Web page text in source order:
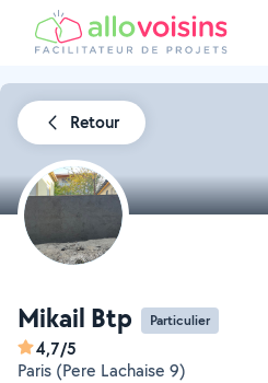
Retour
Mikail Btp Particulier
4,7/5
Paris (Pere Lachaise 9)